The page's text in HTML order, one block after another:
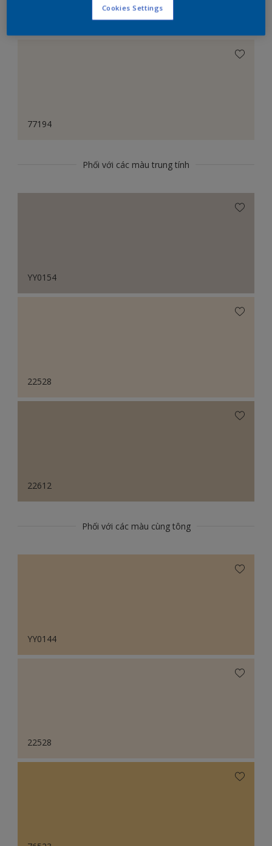
The Perfect White
77194
Phối với các màu trung tính
YY0154
22528
22612
Phối với các màu cùng tông
YY0144
22528
Cookies Settings